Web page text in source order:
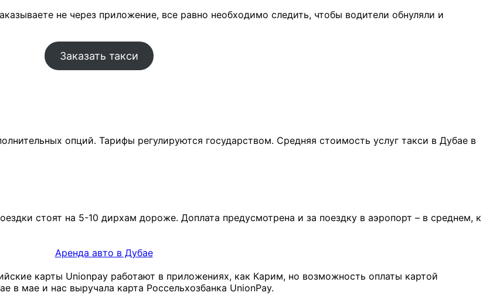
не через приложение, все равно необходимо следить, чтобы водители обнуляли и
Заказать такси
опций. Тарифы регулируются государством. Средняя стоимость услуг такси в Дубае в
стоят на 5-10 дирхам дороже. Доплата предусмотрена и за поездку в аэропорт – в среднем, к
карты Unionpay работают в приложениях, как Карим, но возможность оплаты картой
мае и нас выручала карта Россельхозбанка UnionPay.